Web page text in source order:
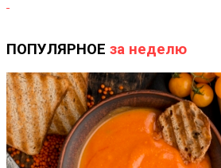
ПОПУЛЯРНОЕ за неделю